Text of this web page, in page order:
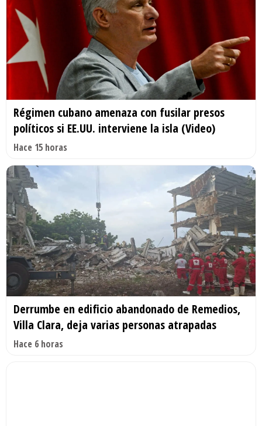
Régimen cubano amenaza con fusilar presos
políticos si EE.UU. interviene la isla (Video)
Hace 15 horas
Derrumbe en edificio abandonado de Remedios,
Villa Clara, deja varias personas atrapadas
Hace 6 horas